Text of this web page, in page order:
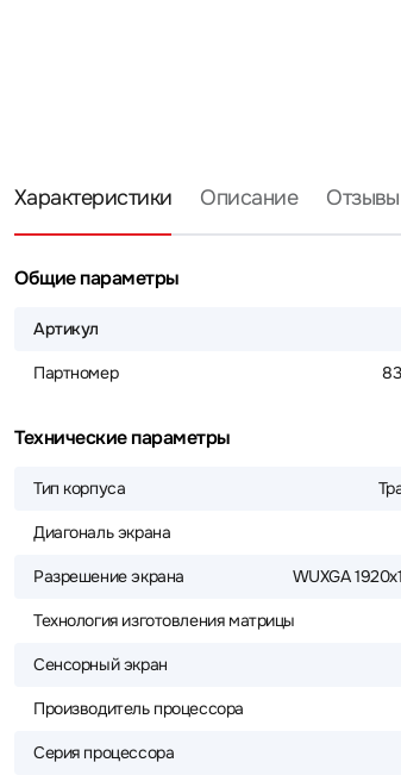
Характеристики Описание
Общие параметры
Артикул
Партномер
Технические параметры
Тип корпуса
Диагональ экрана
Разрешение экрана WUXGA
Технология изготовления матрицы
Сенсорный экран
Производитель процессора
Серия процессора